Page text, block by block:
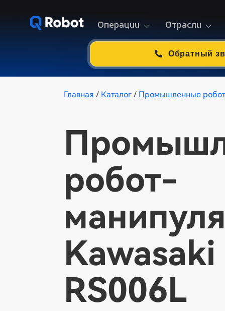
Операции Отрасли
Обратный
Главная / Каталог / Промышленные
робот-
Kawasaki
RS006L